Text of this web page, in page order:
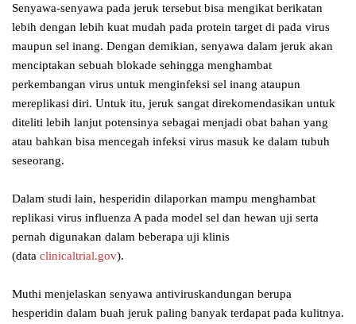
Senyawa-senyawa pada jeruk tersebut bisa mengikat berikatan
lebih dengan lebih kuat mudah pada protein target di pada virus
maupun sel inang. Dengan demikian, senyawa dalam jeruk akan
menciptakan sebuah blokade sehingga menghambat
perkembangan virus untuk menginfeksi sel inang ataupun
mereplikasi diri. Untuk itu, jeruk sangat direkomendasikan untuk
diteliti lebih lanjut potensinya sebagai menjadi obat bahan yang
atau bahkan bisa mencegah infeksi virus masuk ke dalam tubuh
seseorang.
Dalam studi lain, hesperidin dilaporkan mampu menghambat
replikasi virus influenza A pada model sel dan hewan uji serta
pernah digunakan dalam beberapa uji klinis
(data clinicaltrial.gov).
Muthi menjelaskan senyawa antiviruskandungan berupa
hesperidin dalam buah jeruk paling banyak terdapat pada kulitnya.